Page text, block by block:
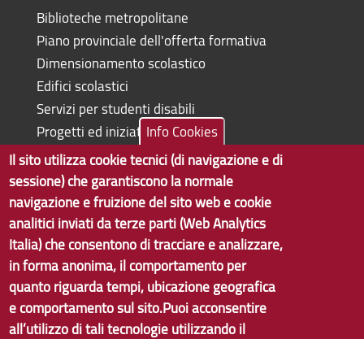
Biblioteche metropolitane
Piano provinciale dell'offerta formativa
Dimensionamento scolastico
Edifici scolastici
Servizi per studenti disabili
Progetti ed iniziative
Copyright © 2017 Città metropolitana di Genova | CF:
80007350103
Tecnologie e Accessibilità
Info Cookies
Il sito utilizza cookie tecnici (di navigazione e di
sessione) che garantiscono la normale
navigazione e fruizione del sito web e cookie
analitici inviati da terze parti (Web Analytics
Italia) che consentono di tracciare e analizzare,
in forma anonima, il comportamento per
quanto riguarda tempi, ubicazione geografica
e comportamento sul sito.Puoi acconsentire
all’utilizzo di tali tecnologie utilizzando il